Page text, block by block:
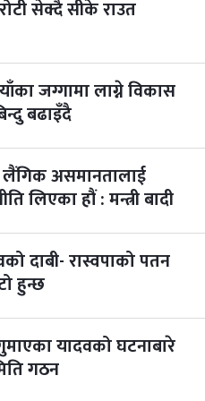
सेक्दै सीके राउत
जग्गामा लाग्ने विकास
बढाइँदै
असमानतालाई
लिएका हौं : मन्त्री बादी
दाबी- रास्वपाको पतन
हुन्छ
यादवको घटनाबारे
गठन